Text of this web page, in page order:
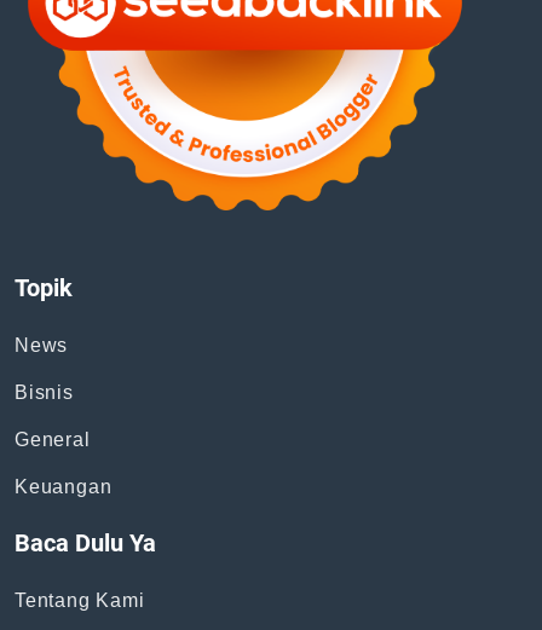
Topik
News
Bisnis
General
Keuangan
Baca Dulu Ya
Tentang Kami